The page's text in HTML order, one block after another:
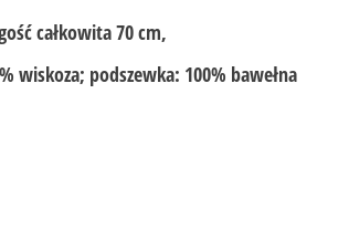
całkowita 70 cm,
wiskoza; podszewka: 100% bawełna